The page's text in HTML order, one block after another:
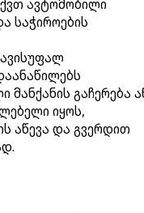
ავტომობილი
საჭიროების
მანქანის გაჩერება
იყოს,
აწევა და გვერდით